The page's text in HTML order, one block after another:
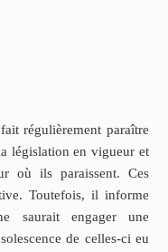
régulièrement paraître
législation en vigueur et
où ils paraissent. Ces
Toutefois, il informe
saurait engager une
de celles-ci eu